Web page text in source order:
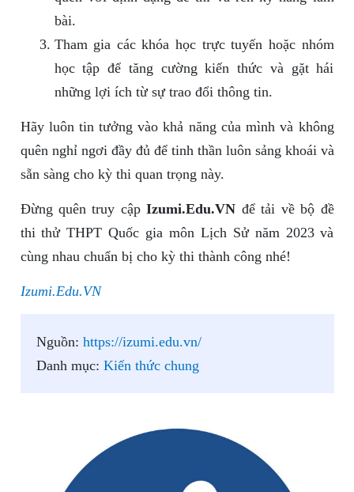
bài.
Tham gia các khóa học trực tuyến hoặc nhóm
học tập để tăng cường kiến thức và gặt hái
những lợi ích từ sự trao đổi thông tin.
Hãy luôn tin tưởng vào khả năng của mình và không
quên nghỉ ngơi đầy đủ để tinh thần luôn sảng khoái và
sẵn sàng cho kỳ thi quan trọng này.
Đừng quên truy cậpIzumi.Edu.VN để tải về bộ đề
thi thử THPT Quốc gia môn Lịch Sử năm 2023 và
cùng nhau chuẩn bị cho kỳ thi thành công nhé!
Izumi.Edu.VN
Nguồn: https://izumi.edu.vn/
Danh mục: Kiến thức chung